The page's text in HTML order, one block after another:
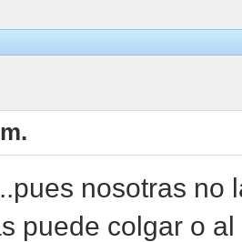
nosotras no
puede colgar o